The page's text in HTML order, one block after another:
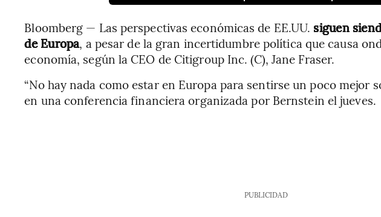
Bloomberg — Las perspectivas económicas de EE.UU. siguen
de Europa, a pesar de la gran incertidumbre política que causa
economía, según la CEO de Citigroup Inc. (C), Jane Fraser.
“No hay nada como estar en Europa para sentirse un poco mejor
en una conferencia financiera organizada por Bernstein el jueves.
PUBLICIDAD